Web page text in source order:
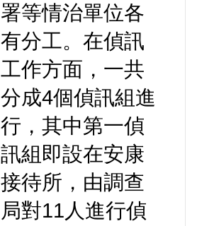
署等情治單位各
有分工。在偵訊
工作方面，一共
分成4個偵訊組進
行，其中第一偵
訊組即設在安康
接待所，由調查
局對11人進行偵